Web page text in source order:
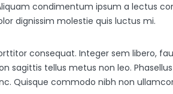
condimentum ipsum a lectus
dignissim molestie quis luctus mi.
consequat. Integer sem libero,
sagittis tellus metus non leo.
Quisque commodo nibh non